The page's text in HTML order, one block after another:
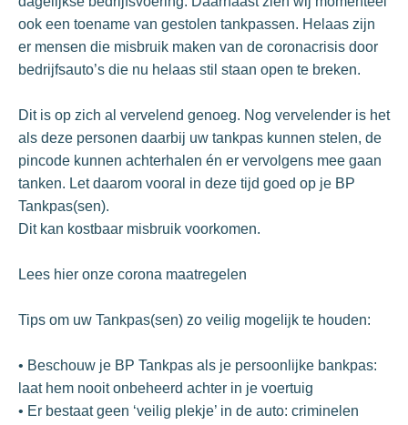
ook een toename van gestolen tankpassen. Helaas zijn
er mensen die misbruik maken van de coronacrisis door
bedrijfsauto’s die nu helaas stil staan open te breken.
Dit is op zich al vervelend genoeg. Nog vervelender is het
als deze personen daarbij uw tankpas kunnen stelen, de
pincode kunnen achterhalen én er vervolgens mee gaan
tanken. Let daarom vooral in deze tijd goed op je BP
Tankpas(sen).
Dit kan kostbaar misbruik voorkomen.
Lees hier onze corona maatregelen
Tips om uw Tankpas(sen) zo veilig mogelijk te houden:
• Beschouw je BP Tankpas als je persoonlijke bankpas:
laat hem nooit onbeheerd achter in je voertuig
• Er bestaat geen ‘veilig plekje’ in de auto: criminelen